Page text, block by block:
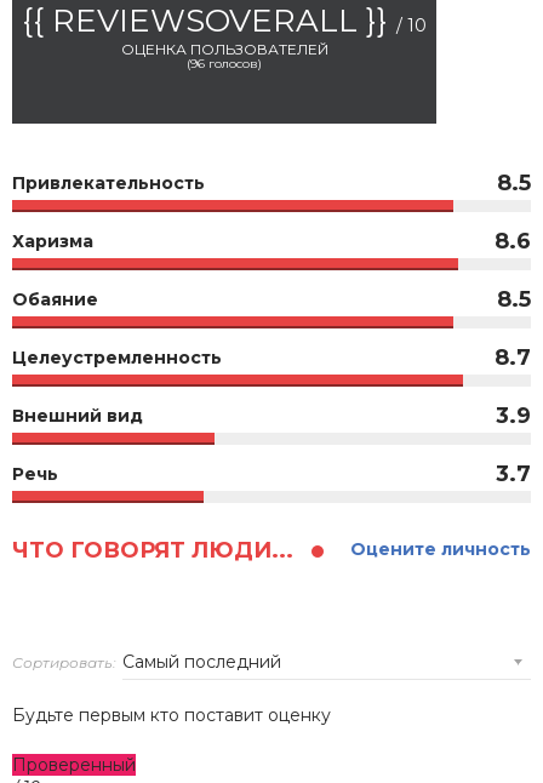
{{ REVIEWSOVERALL }} / 10
ОЦЕНКА ПОЛЬЗОВАТЕЛЕЙ
(96 голосов)
Привлекательность 8.5
Харизма 8.6
Обаяние 8.5
Целеустремленность 8.7
Внешний вид 3.9
Речь 3.7
ЧТО ГОВОРЯТ ЛЮДИ... Оцените личность
Сортировать:
Будьте первым кто поставит оценку
Проверенный